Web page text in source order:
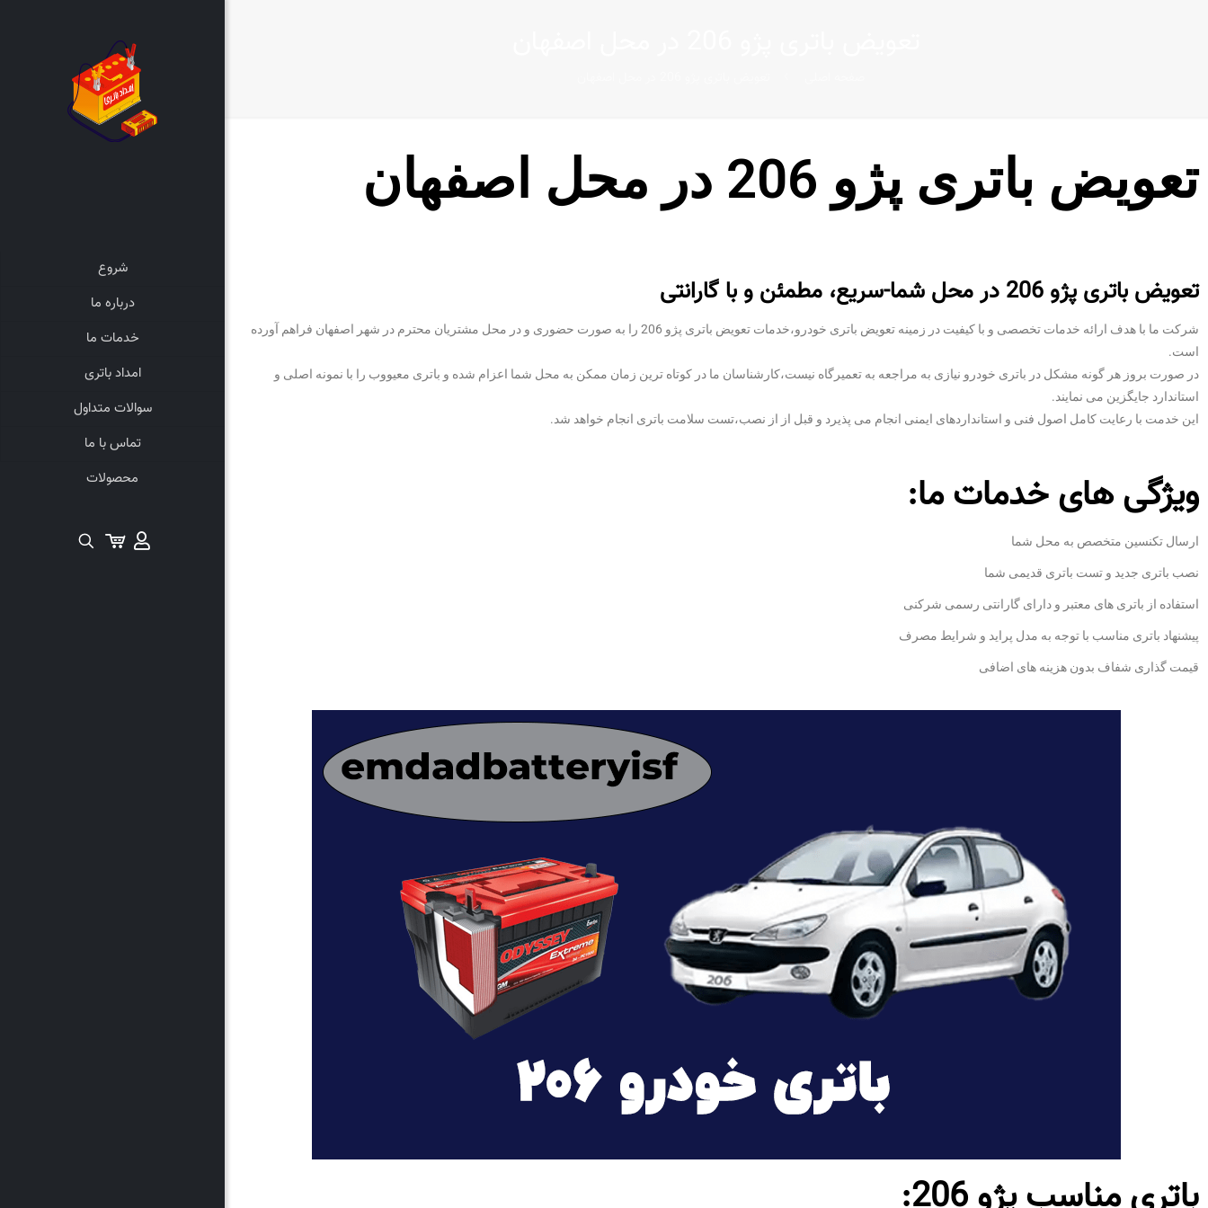
شروع
درباره ما
خدمات ما
امداد باتری
سوالات متداول
تماس با ما
محصولات
تعویض باتری پژو 206 در محل اصفهان
تعویض باتری پژو 206 در محل شما-سریع، مطمئن و با گارانتی
شرکت ما با هدف ارائه خدمات تخصصی و با کیفیت در زمینه تعویض باتری خودرو،خدمات تعویض باتری پژو 206 را به صورت حضوری و در محل مشتریان محترم در شهر اصفهان فراهم آورده
است.
در صورت بروز هر گونه مشکل در باتری خودرو نیازی به مراجعه به تعمیرگاه نیست،کارشناسان ما در کوتاه ترین زمان ممکن به محل شما اعزام شده و باتری معیووب را با نمونه اصلی و
استاندارد جایگزین می نمایند.
این خدمت با رعایت کامل اصول فنی و استانداردهای ایمنی انجام می پذیرد و قبل از از نصب،تست سلامت باتری انجام خواهد شد.
ویژگی های خدمات ما:
ارسال تکنسین متخصص به محل شما
نصب باتری جدید و تست باتری قدیمی شما
استفاده از باتری های معتبر و دارای گارانتی رسمی شرکنی
پیشنهاد باتری مناسب با توجه به مدل پراید و شرایط مصرف
قیمت گذاری شفاف بدون هزینه های اضافی